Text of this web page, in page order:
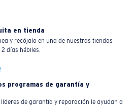
en tienda
y recójalo en una de nuestras tiendas
días hábiles.
programas de garantía y
de garantía y reparación le ayudan a